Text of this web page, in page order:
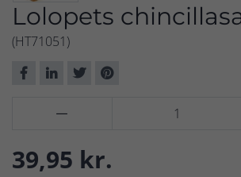
Lolopets
(HT71051)

39,95 kr.